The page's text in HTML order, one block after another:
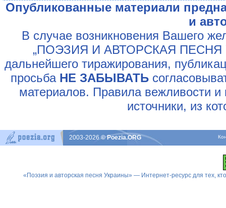
Опубликованные материали
и
В случае возникновения Вашего
„ПОЭЗИЯ И АВТОРСКАЯ ПЕСНЯ
дальнейшего тиражирования,
просьба НЕ ЗАБЫВАТЬ
материалов. Правила вежливости и
источники, из
2003-2026© Poezia.ORG
«Поэзия и авторская песня Украины» — Интернет-ресурс для тех,